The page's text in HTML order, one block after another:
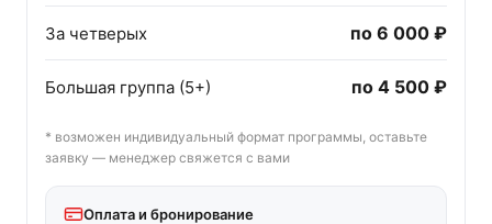
За четверых по 6 000 ₽
Большая группа (5+) по 4 500 ₽
* возможен индивидуальный формат программы, оставьте
заявку — менеджер свяжется с вами
Оплата и бронирование